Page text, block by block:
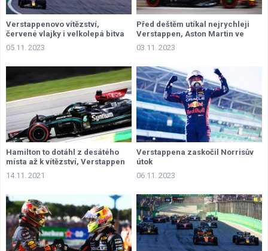
Verstappenovo vítězství,
červené vlajky i velkolepá bitva
Alonsa s Pérezem
05.11. 2023
Před deštěm utíkal nejrychleji
Verstappen, Aston Martin ve
druhé řadě
03.11. 2023
Hamilton to dotáhl z desátého
místa až k vítězství, Verstappen
vede už jen o 14 bodů
14.11. 2021
Verstappena zaskočil Norrisův
útok
06.11. 2023